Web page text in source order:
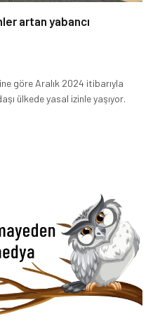
artan yabancı
göre Aralık 2024 itibarıyla
ülkede yasal izinle yaşıyor.